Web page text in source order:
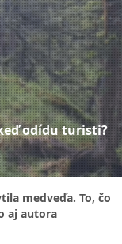
odídu turisti?
medveďa. To, čo
aj autora